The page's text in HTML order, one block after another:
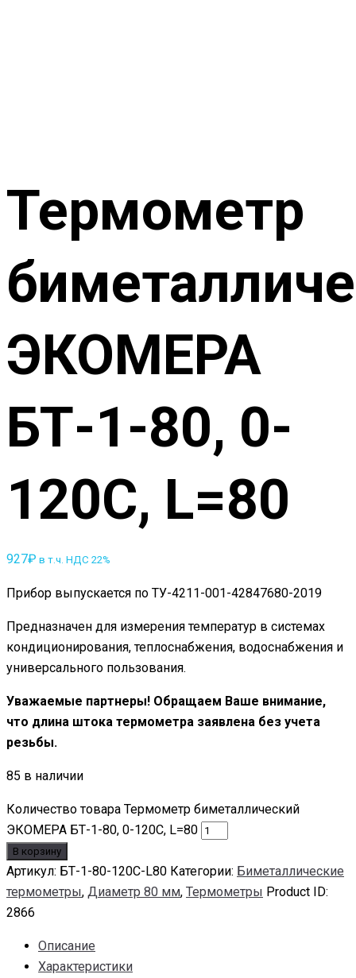
Термометр
ЭКОМЕРА
БТ-1-80, 0-
120С, L=80
927₽ в т.ч. НДС 22%
Прибор выпускается по ТУ-4211-001-42847680-2019
Предназначен для измерения температур в системах
кондиционирования, теплоснабжения, водоснабжения и
универсального пользования.
Уважаемые партнеры! Обращаем Ваше внимание,
что длина штока термометра заявлена без учета
резьбы.
85 в наличии
Количество товара Термометр биметаллический
ЭКОМЕРА БТ-1-80, 0-120С, L=80
В корзину
Артикул: БТ-1-80-120С-L80 Категории: Биметаллические
термометры, Диаметр 80 мм, Термометры Product ID:
2866
Описание
Характеристики